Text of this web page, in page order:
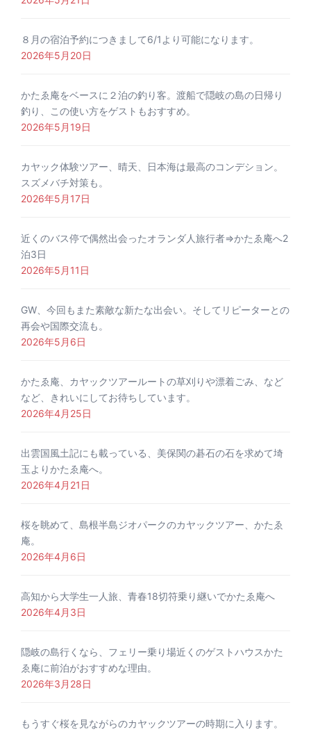
８月の宿泊予約につきまして6/1より可能になります。
2026年5月20日
かたゑ庵をベースに２泊の釣り客。渡船で隠岐の島の日帰り
釣り、この使い方をゲストもおすすめ。
2026年5月19日
カヤック体験ツアー、晴天、日本海は最高のコンデション。
スズメバチ対策も。
2026年5月17日
近くのバス停で偶然出会ったオランダ人旅行者⇒かたゑ庵へ2
泊3日
2026年5月11日
GW、今回もまた素敵な新たな出会い。そしてリピーターとの
再会や国際交流も。
2026年5月6日
かたゑ庵、カヤックツアールートの草刈りや漂着ごみ、など
など、きれいにしてお待ちしています。
2026年4月25日
出雲国風土記にも載っている、美保関の碁石の石を求めて埼
玉よりかたゑ庵へ。
2026年4月21日
桜を眺めて、島根半島ジオパークのカヤックツアー、かたゑ
庵。
2026年4月6日
高知から大学生一人旅、青春18切符乗り継いでかたゑ庵へ
2026年4月3日
隠岐の島行くなら、フェリー乗り場近くのゲストハウスかた
ゑ庵に前泊がおすすめな理由。
2026年3月28日
もうすぐ桜を見ながらのカヤックツアーの時期に入ります。